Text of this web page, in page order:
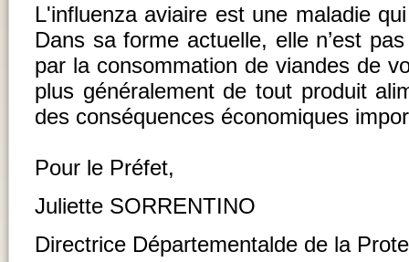
L'influenza aviaire est une maladie
Dans sa forme actuelle, elle n’est
par la consommation de viandes de
plus généralement de tout produit
des conséquences économiques
Pour le Préfet,
Juliette SORRENTINO
Directrice Départementalde de la